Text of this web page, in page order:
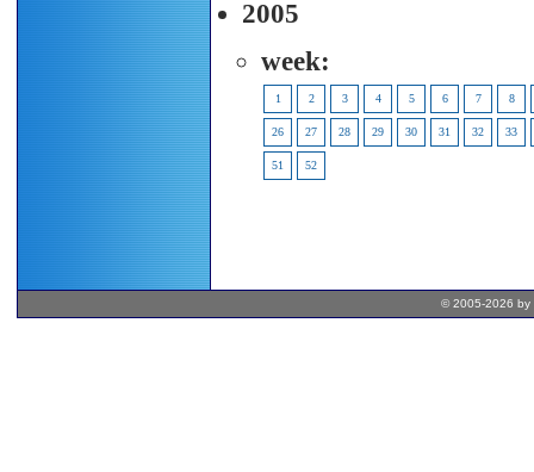
2005
week:
1 2 3 4 5 6 7 8
26 27 28 29 30 31 32 33
51 52
© 2005-2026 by